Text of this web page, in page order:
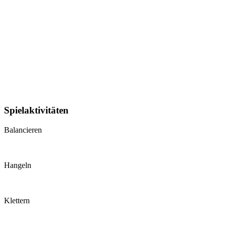
Spielaktivitäten
Balancieren
Hangeln
Klettern